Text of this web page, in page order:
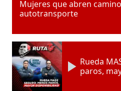
Mujeres que abren
autotransporte
Rueda
paros,